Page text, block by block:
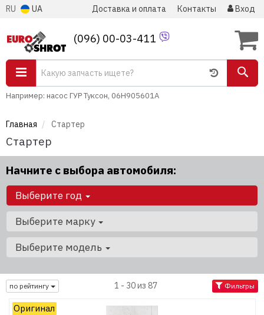
RU UA Доставка и оплата Контакты Вход
(096) 00-03-411
Например: насос ГУР Туксон, 06H905601A
Главная Стартер
Стартер
Начните с выбора автомобиля:
Выберите год
Выберите марку
Выберите модель
по рейтингу 1 - 30 из 87 Фильтры
Оригинал